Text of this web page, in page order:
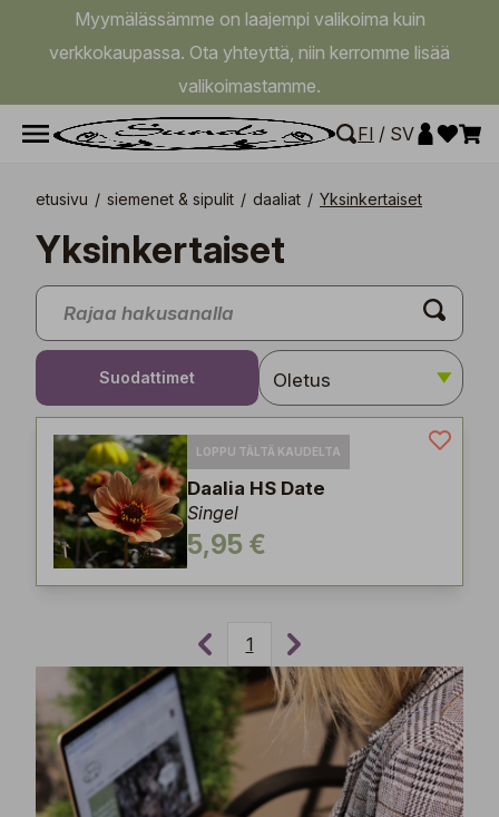
Myymälässämme on laajempi valikoima kuin
verkkokaupassa. Ota yhteyttä, niin kerromme lisää
valikoimastamme.
FI / SV
etusivu / siemenet & sipulit / daaliat / Yksinkertaiset
Yksinkertaiset
Suodattimet
LOPPU TÄLTÄ KAUDELTA
Daalia HS Date
Singel
5,95 €
1